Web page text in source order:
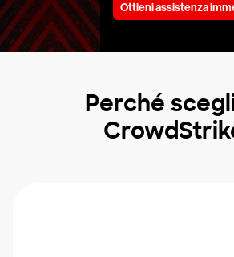
Ottieni assistenza
Perché